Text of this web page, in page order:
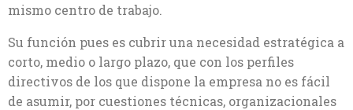
mismo centro de trabajo.
Su función pues es cubrir una necesidad estratégica a
corto, medio o largo plazo, que con los perfiles
directivos de los que dispone la empresa no es fácil
de asumir, por cuestiones técnicas, organizacionales